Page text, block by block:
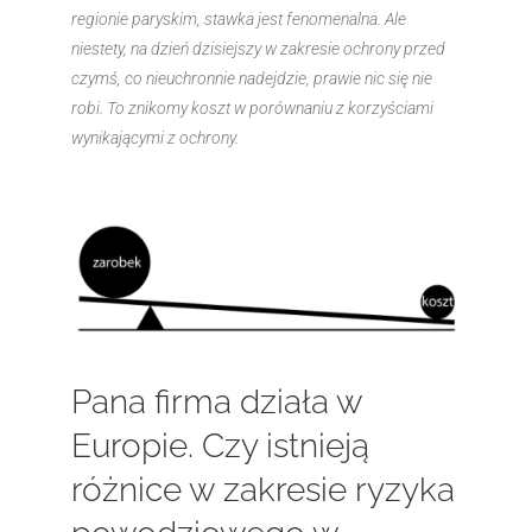
regionie paryskim, stawka jest fenomenalna. Ale
niestety, na dzień dzisiejszy w zakresie ochrony przed
czymś, co nieuchronnie nadejdzie, prawie nic się nie
robi. To znikomy koszt w porównaniu z korzyściami
wynikającymi z ochrony.
Pana firma działa w
Europie. Czy istnieją
różnice w zakresie ryzyka